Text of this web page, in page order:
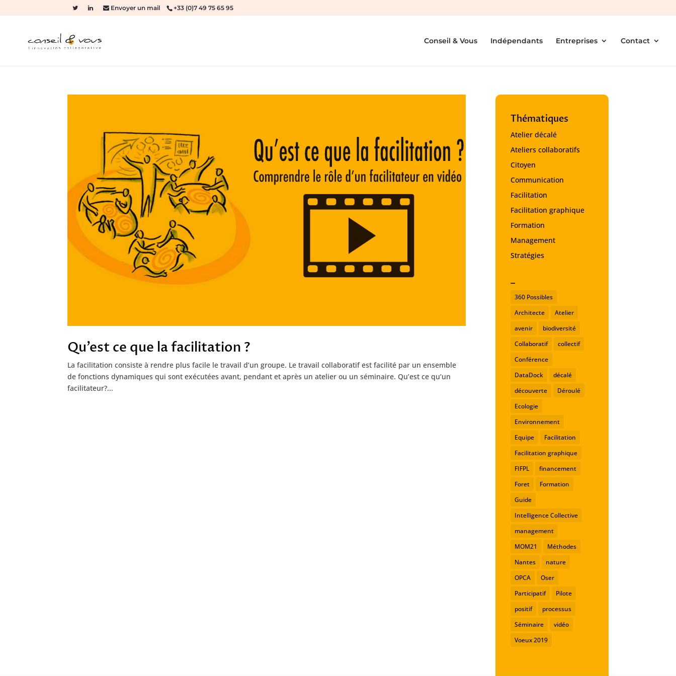
Envoyer un mail +33 (0)7 49 75 65 95
Conseil & Vous Indépendants Entreprises Contact
Qu’est ce que la facilitation ?
La facilitation consiste à rendre plus facile le travail d’un groupe. Le travail collaboratif est facilité par un ensemble
de fonctions dynamiques qui sont exécutées avant, pendant et après un atelier ou un séminaire. Qu’est ce qu’un
facilitateur?...
Thématiques
Atelier décalé
Ateliers collaboratifs
Citoyen
Communication
Facilitation
Facilitation graphique
Formation
Management
Stratégies
_
360 Possibles
Architecte
Atelier
avenir
biodiversité
Collaboratif
collectif
Conférence
DataDock
décalé
découverte
Déroulé
Ecologie
Environnement
Equipe
Facilitation
Facilitation graphique
FIFPL
financement
Foret
Formation
Guide
Intelligence Collective
management
MOM21
Méthodes
Nantes
nature
OPCA
Oser
Participatif
Pilote
positif
processus
Séminaire
vidéo
Voeux 2019